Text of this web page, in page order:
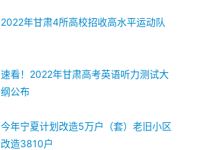
2022年甘肃4所高校招收高水平运动队
速看！2022年甘肃高考英语听力测试大
纲公布
今年宁夏计划改造5万户（套）老旧小区
改造3810户